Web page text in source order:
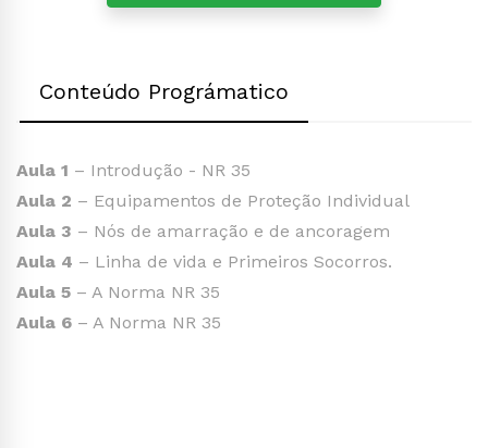
Conteúdo Prográmatico
Aula 1 – Introdução - NR 35
Aula 2 – Equipamentos de Proteção Individual
Aula 3 – Nós de amarração e de ancoragem
Aula 4 – Linha de vida e Primeiros Socorros.
Aula 5 – A Norma NR 35
Aula 6 – A Norma NR 35